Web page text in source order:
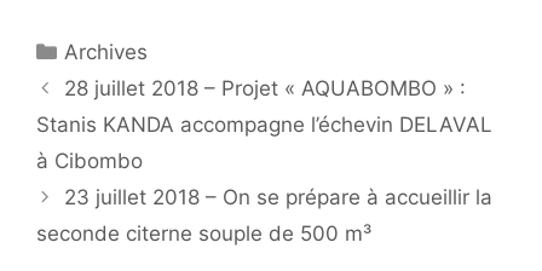
Catégories
Archives
28 juillet 2018 – Projet « AQUABOMBO » :
Stanis KANDA accompagne l’échevin DELAVAL
à Cibombo
23 juillet 2018 – On se prépare à accueillir la
seconde citerne souple de 500 m³